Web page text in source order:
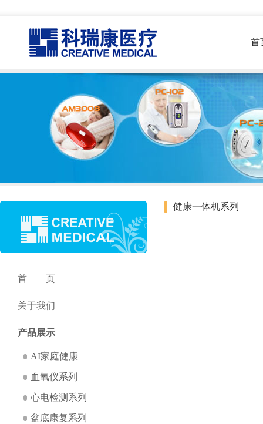
首
首页
关于我们
产品展示
AI家庭健康
血氧仪系列
心电检测系列
盆底康复系列
健康一体机系列